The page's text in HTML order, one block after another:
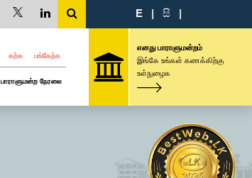
E | සි |
கற்க பங்கேற்க
பாராளுமன்ற நேரலை
எனது பாராளுமன்றம்
இங்கே உங்கள் கணக்கிற்கு
உள்நுழைக